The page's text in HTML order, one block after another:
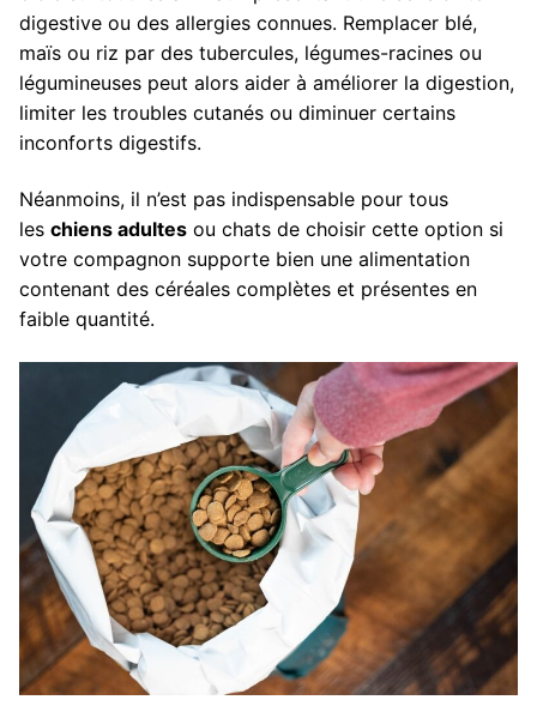
digestive ou des allergies connues. Remplacer blé,
maïs ou riz par des tubercules, légumes-racines ou
légumineuses peut alors aider à améliorer la digestion,
limiter les troubles cutanés ou diminuer certains
inconforts digestifs.
Néanmoins, il n’est pas indispensable pour tous
les chiens adultes ou chats de choisir cette option si
votre compagnon supporte bien une alimentation
contenant des céréales complètes et présentes en
faible quantité.